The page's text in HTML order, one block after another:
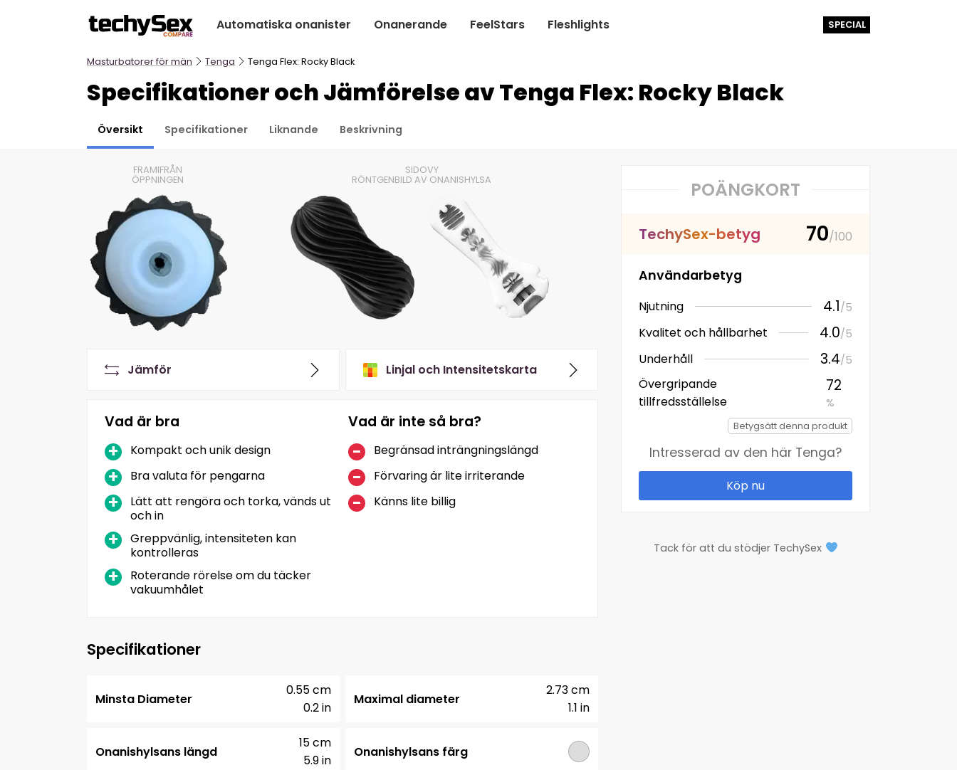
Automatiska onanister Onanerande FeelStars Fleshlights SPECIAL
Masturbatorer för män Tenga Tenga Flex: Rocky Black
Specifikationer och Jämförelse av Tenga Flex: Rocky Black
Översikt Specifikationer Liknande Beskrivning
FRAMIFRÅN
ÖPPNINGEN
SIDOVY
RÖNTGENBILD AV ONANISHYLSA
Jämför Linjal och Intensitetskarta
Vad är bra
Kompakt och unik design
Bra valuta för pengarna
Lätt att rengöra och torka, vänds ut
och in
Greppvänlig, intensiteten kan
kontrolleras
Roterande rörelse om du täcker
vakuumhålet
Vad är inte så bra?
Begränsad inträngningslängd
Förvaring är lite irriterande
Känns lite billig
Specifikationer
Minsta Diameter
0.2 in
0.55 cm
Maximal diameter
1.1 in
2.73 cm
Onanishylsans längd
5.9 in
15 cm
Onanishylsans färg
POÄNGKORT
TechySex-betyg 70/100
Användarbetyg
Njutning 4.1/5
Kvalitet och hållbarhet 4.0/5
Underhåll 3.4/5
Övergripande
tillfredsställelse
72
%
Betygsätt denna produkt
Intresserad av den här Tenga?
Köp nu
Tack för att du stödjer TechySex